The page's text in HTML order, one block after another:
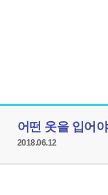
어떤 옷을 입어
2018.06.12